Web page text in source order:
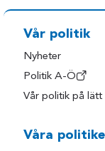
Vår politik
Nyheter
Politik A-Ö
Vår politik på lätt
Våra